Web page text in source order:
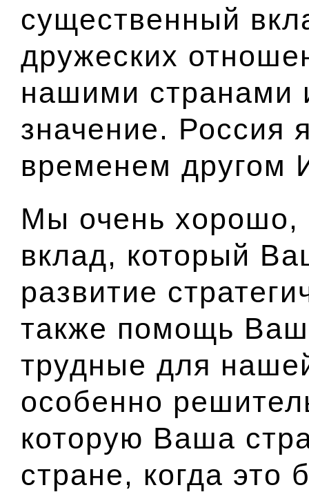
существенный
дружеских
нашими странами
значение. Россия
временем другом
Мы очень хорошо,
вклад, который
развитие
также помощь
трудные для
особенно
которую Ваша
стране, когда